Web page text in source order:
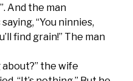
And the man
“You ninnies,
find grain!” The man
the wife